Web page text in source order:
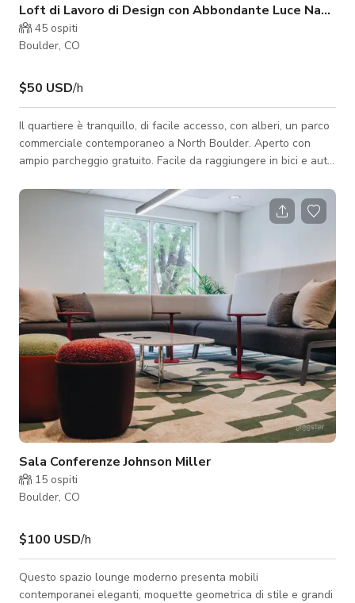
Loft di Lavoro di Design con Abbondante Luce
45 ospiti
Boulder, CO
$50 USD/h
Il quartiere è tranquillo, di facile accesso, con alberi, un parco
commerciale contemporaneo a North Boulder. Aperto con
ampio parcheggio gratuito. Facile da raggiungere in bici e auto.
piccola e di proprietà femminile.
Sala Conferenze Johnson Miller
15 ospiti
Boulder, CO
$100 USD/h
Questo spazio lounge moderno presenta mobili
contemporanei eleganti, moquette geometrica di stile e grandi